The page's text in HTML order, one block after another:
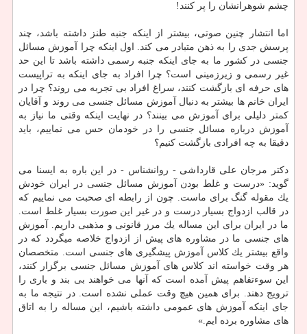
چشم شوهرانشان را پر كنند!
اما انتشار چنین صوتی، بیشتر از اینكه جنبه طنز داشته باشد، چند
پرسش جدی را به ذهن متبادر می كند. اول اینكه چرا آموزش مسائل
جنسی در كشور ما به جای اینكه جنبه رسمی داشته باشد تا این حد
غیر رسمی و زیرزمینی است؟ چرا افراد به جای اینكه به تراپیست
های حرفه ای بازگشت كنند، سراغ افراد بی تجربه می روند؟ چرا در
ایران خانم ها بیشتر به دنبال آموزش مسائل جنسی می روند و آقایان
كمتر دلیلی برای آموزش می بینند؟ در نهایت اینكه وقتی ما نیاز به
آموزش درباره مسائل جنسی را در خودمان حس می نماییم، باید
دقیقا به چه افرادی بازگشت كنیم؟
دكتر مرجان علی قارداشی - روانشناس - در این باره به ایسنا می
گوید: «درست و غلط بودن آموزش مسائل جنسی در ایران خودش
یك مقوله گنگ برای ماست. چون از رابطه ای صحبت می نماییم كه
در قالب ازدواج بسیار درست و در غیر این صورت بسیار غلط است.
ما در ایران برای این مساله یك مرز قانونی و مذهبی داریم. آموزش
های جنسی ما در مشاوره های پیش از ازدواج خلاصه میگردد كه در
واقع بیشتر یك كلاس آموزش پیشگیری های جنسی است. متخصصان
هر وقت خواسته اند كلاس های آموزش مسائل جنسی برگزار كنند،
این سوءتفاهم پیش آمده است كه آنها می خواهند بی بند و باری را
ترویج دهند. برای همین هیچ وقت عملی نشده است. در نتیجه ما به
جای اینكه آموزش های عمومی داشته باشیم، این مساله را به اتاق
های مشاوره برده ایم.»